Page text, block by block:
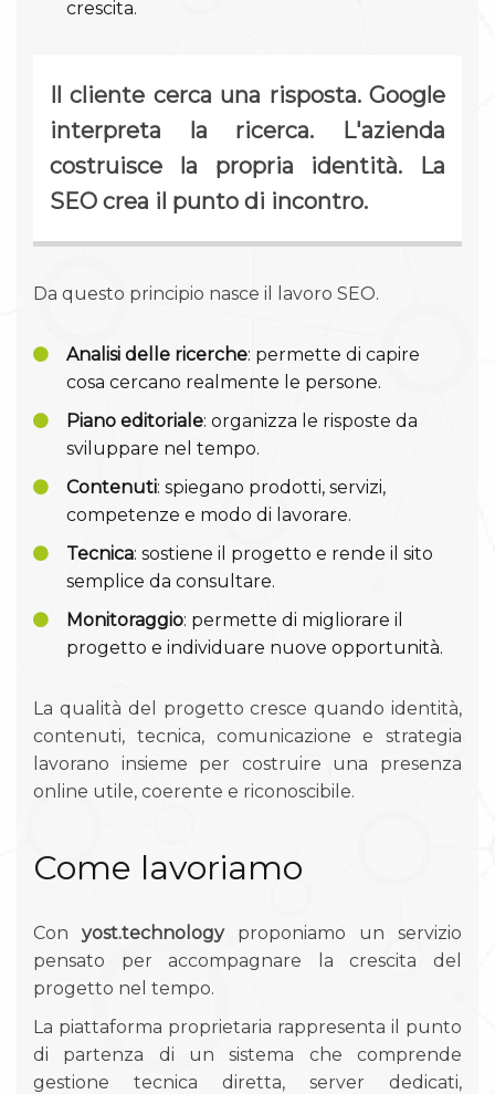
crescita.
Il cliente cerca una risposta. Google
interpreta la ricerca. L'azienda
costruisce la propria identità. La
SEO crea il punto di incontro.
Da questo principio nasce il lavoro SEO.
Analisi delle ricerche: permette di capire
cosa cercano realmente le persone.
Piano editoriale: organizza le risposte da
sviluppare nel tempo.
Contenuti: spiegano prodotti, servizi,
competenze e modo di lavorare.
Tecnica: sostiene il progetto e rende il sito
semplice da consultare.
Monitoraggio: permette di migliorare il
progetto e individuare nuove opportunità.
La qualità del progetto cresce quando identità,
contenuti, tecnica, comunicazione e strategia
lavorano insieme per costruire una presenza
online utile, coerente e riconoscibile.
Come lavoriamo
Con yost.technologyproponiamo un servizio
pensato per accompagnare la crescita del
progetto nel tempo.
La piattaforma proprietaria rappresenta il punto
di partenza di un sistema che comprende
gestione tecnica diretta, server dedicati,